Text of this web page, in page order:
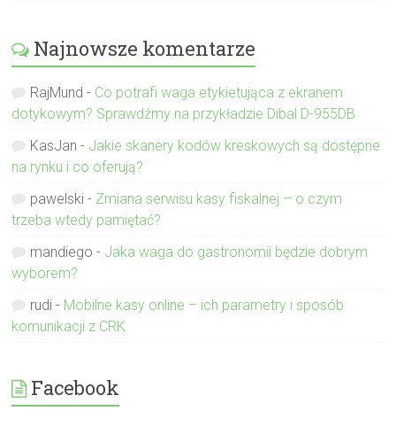
Najnowsze komentarze
RajMund - Co potrafi waga etykietująca z ekranem
dotykowym? Sprawdźmy na przykładzie Dibal D-955DB
KasJan - Jakie skanery kodów kreskowych są dostępne
na rynku i co oferują?
pawelski - Zmiana serwisu kasy fiskalnej – o czym
trzeba wtedy pamiętać?
mandiego - Jaka waga do gastronomii będzie dobrym
wyborem?
rudi - Mobilne kasy online – ich parametry i sposób
komunikacji z CRK
Facebook